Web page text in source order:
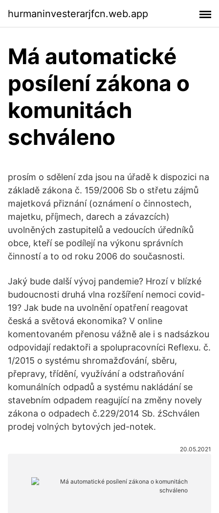
hurmaninvesterarjfcn.web.app
Má automatické
posílení zákona o
komunitách
schváleno
prosím o sdělení zda jsou na úřadě k dispozici na
základě zákona č. 159/2006 Sb o střetu zájmů
majetková přiznání (oznámení o činnostech,
majetku, příjmech, darech a závazcích)
uvolněných zastupitelů a vedoucích úředníků
obce, kteří se podílejí na výkonu správních
činností a to od roku 2006 do současnosti.
Jaký bude další vývoj pandemie? Hrozí v blízké
budoucnosti druhá vlna rozšíření nemoci covid-
19? Jak bude na uvolnění opatření reagovat
česká a světová ekonomika? V online
komentovaném přenosu vážně ale i s nadsázkou
odpovidají redaktoři a spolupracovníci Reflexu. č.
1/2015 o systému shromažďování, sběru,
přepravy, třídění, využívání a odstraňování
komunálních odpadů a systému nakládání se
stavebním odpadem reagující na změny novely
zákona o odpadech č.229/2014 Sb. źSchválen
prodej volných bytových jed-notek.
20.05.2021